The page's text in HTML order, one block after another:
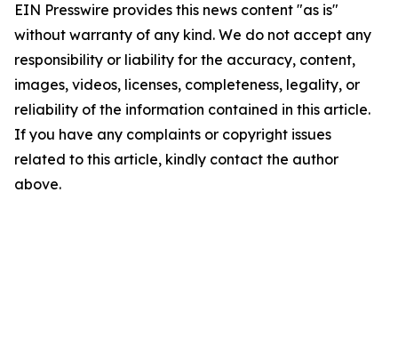
EIN Presswire provides this news content "as is"
without warranty of any kind. We do not accept any
responsibility or liability for the accuracy, content,
images, videos, licenses, completeness, legality, or
reliability of the information contained in this article.
If you have any complaints or copyright issues
related to this article, kindly contact the author
above.